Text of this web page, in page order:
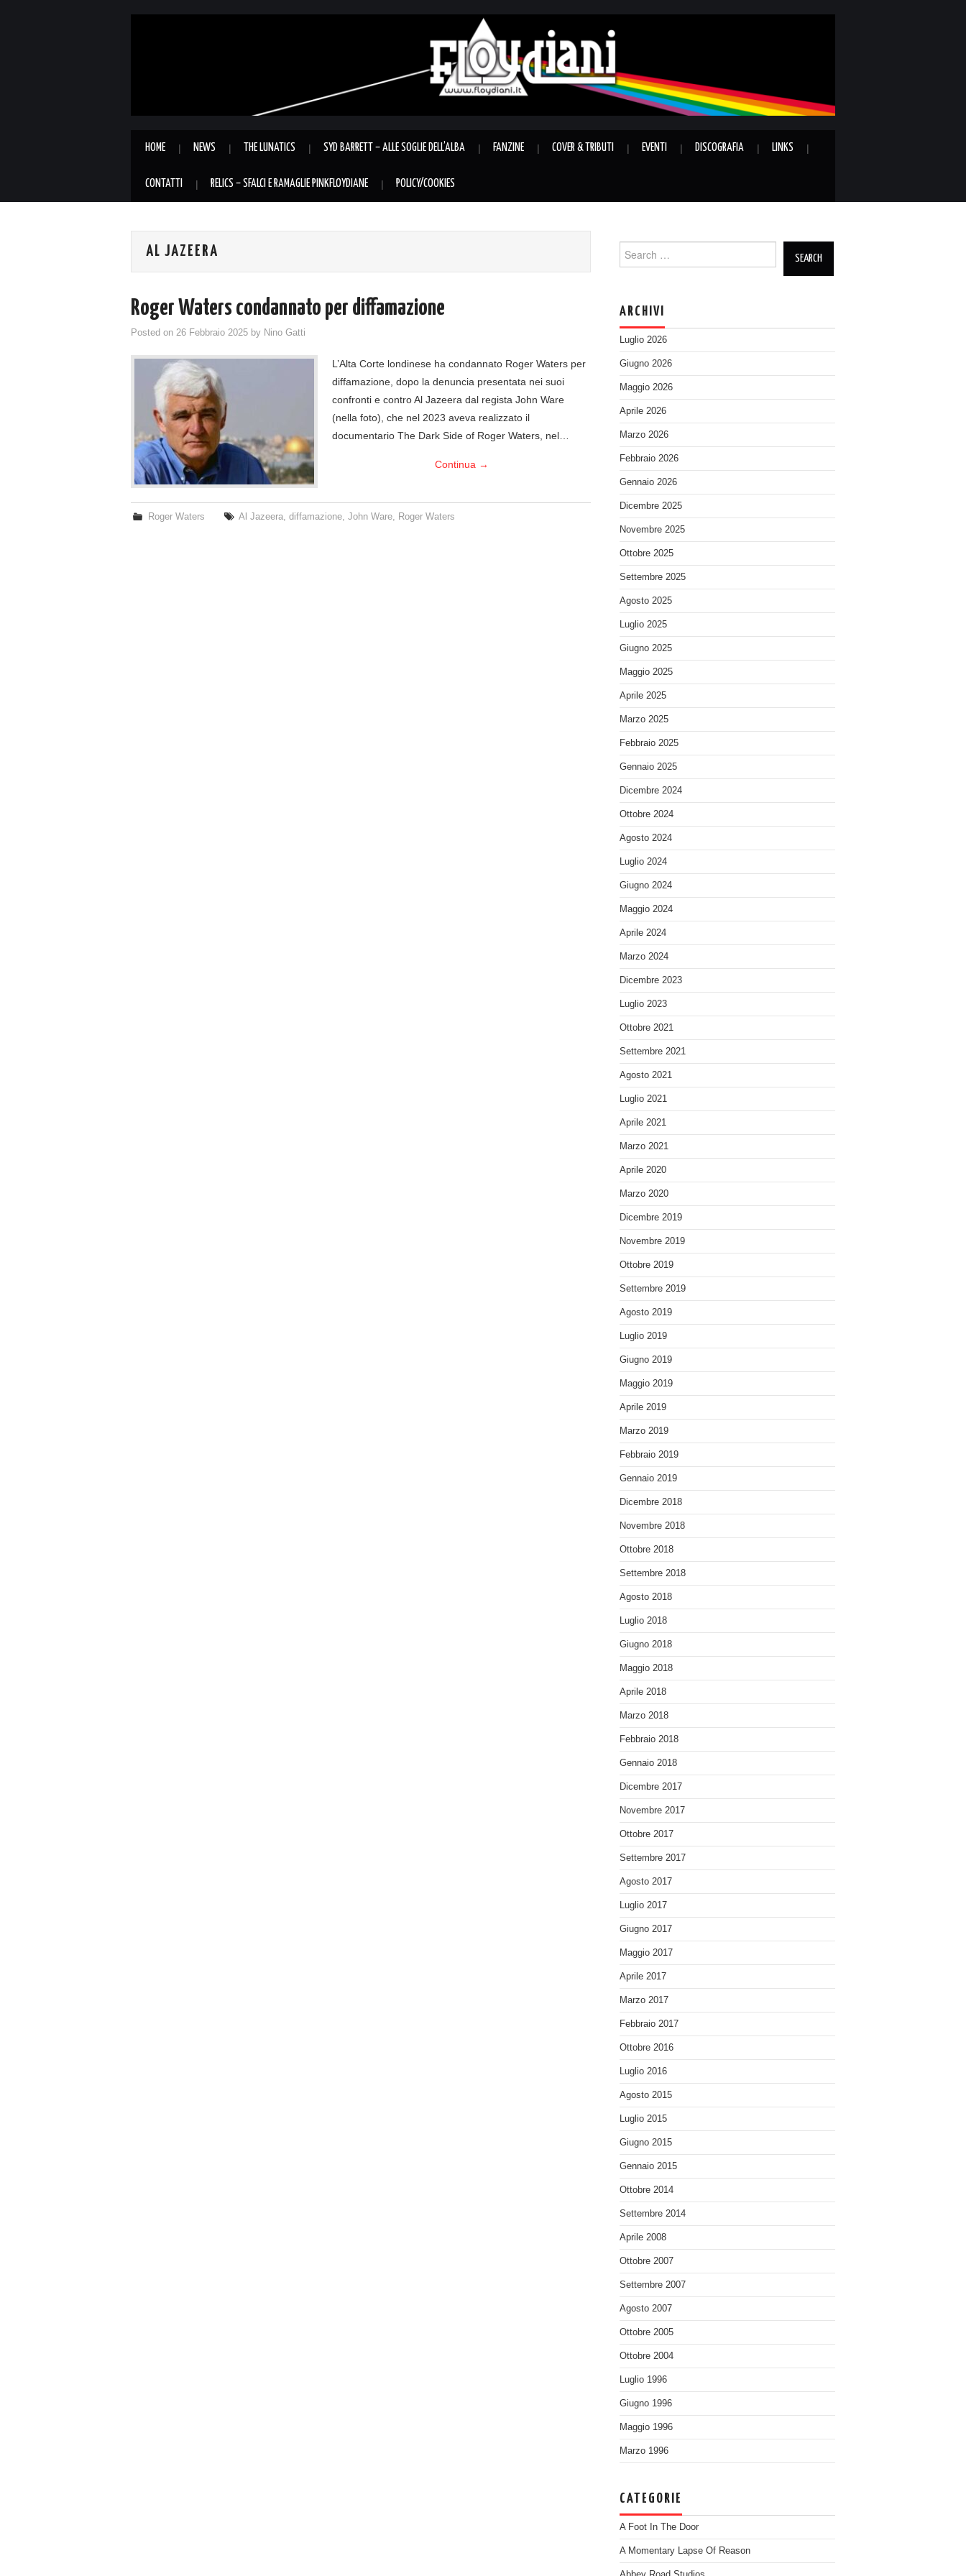
HOME NEWS THE LUNATICS SYD BARRETT – ALLE SOGLIE DELL’ALBA FANZINE COVER & TRIBUTI EVENTI DISCOGRAFIA LINKS
CONTATTI RELICS – SFALCI E RAMAGLIE PINKFLOYDIANE POLICY/COOKIES
AL JAZEERA
Roger Waters condannato per diffamazione
Posted on 26 Febbraio 2025 by Nino Gatti
L’Alta Corte londinese ha condannato Roger Waters per
diffamazione, dopo la denuncia presentata nei suoi
confronti e contro Al Jazeera dal regista John Ware
(nella foto), che nel 2023 aveva realizzato il
documentario The Dark Side of Roger Waters, nel…
Continua →
Roger Waters Al Jazeera ,diffamazione ,John Ware Roger Waters
for:
ARCHIVI
Luglio 2026
Giugno 2026
Maggio 2026
Aprile 2026
Marzo 2026
Febbraio 2026
Gennaio 2026
Dicembre 2025
Novembre 2025
Ottobre 2025
Settembre 2025
Agosto 2025
Luglio 2025
Giugno 2025
Maggio 2025
Aprile 2025
Marzo 2025
Febbraio 2025
Gennaio 2025
Dicembre 2024
Ottobre 2024
Agosto 2024
Luglio 2024
Giugno 2024
Maggio 2024
Aprile 2024
Marzo 2024
Dicembre 2023
Luglio 2023
Ottobre 2021
Settembre 2021
Agosto 2021
Luglio 2021
Aprile 2021
Marzo 2021
Aprile 2020
Marzo 2020
Dicembre 2019
Novembre 2019
Ottobre 2019
Settembre 2019
Agosto 2019
Luglio 2019
Giugno 2019
Maggio 2019
Aprile 2019
Marzo 2019
Febbraio 2019
Gennaio 2019
Dicembre 2018
Novembre 2018
Ottobre 2018
Settembre 2018
Agosto 2018
Luglio 2018
Giugno 2018
Maggio 2018
Aprile 2018
Marzo 2018
Febbraio 2018
Gennaio 2018
Dicembre 2017
Novembre 2017
Ottobre 2017
Settembre 2017
Agosto 2017
Luglio 2017
Giugno 2017
Maggio 2017
Aprile 2017
Marzo 2017
Febbraio 2017
Ottobre 2016
Luglio 2016
Agosto 2015
Luglio 2015
Giugno 2015
Gennaio 2015
Ottobre 2014
Settembre 2014
Aprile 2008
Ottobre 2007
Settembre 2007
Agosto 2007
Ottobre 2005
Ottobre 2004
Luglio 1996
Giugno 1996
Maggio 1996
Marzo 1996
CATEGORIE
A Foot In The Door
A Momentary Lapse Of Reason